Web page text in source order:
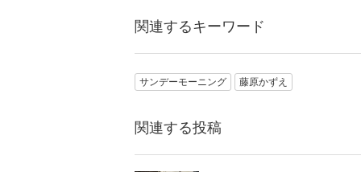
関連するキーワード
サンデーモーニング 藤原かずえ
関連する投稿